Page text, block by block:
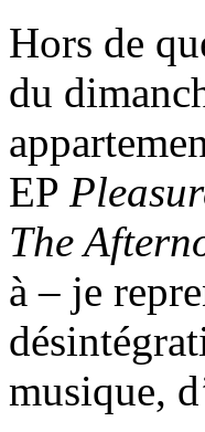
Hors de
du
EP
The
à – je
musique,